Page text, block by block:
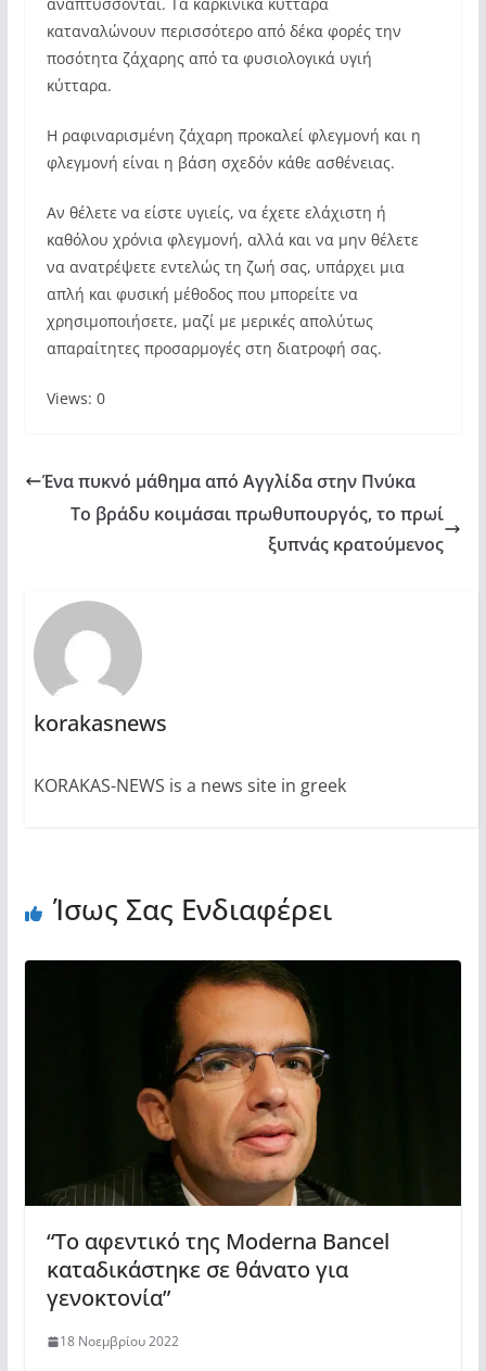
καταναλώνουν περισσότερο από δέκα φορές την
ποσότητα ζάχαρης από τα φυσιολογικά υγιή
κύτταρα.
Η ραφιναρισμένη ζάχαρη προκαλεί φλεγμονή και η
φλεγμονή είναι η βάση σχεδόν κάθε ασθένειας.
Αν θέλετε να είστε υγιείς, να έχετε ελάχιστη ή
καθόλου χρόνια φλεγμονή, αλλά και να μην θέλετε
να ανατρέψετε εντελώς τη ζωή σας, υπάρχει μια
απλή και φυσική μέθοδος που μπορείτε να
χρησιμοποιήσετε, μαζί με μερικές απολύτως
απαραίτητες προσαρμογές στη διατροφή σας.
Views: 0
Ένα πυκνό μάθημα από Αγγλίδα στην Πνύκα
Το βράδυ κοιμάσαι πρωθυπουργός, το πρωί
ξυπνάς κρατούμενος
korakasnews
KORAKAS-NEWS is a news site in greek
Ίσως Σας Ενδιαφέρει
“Το αφεντικό της Moderna Bancel
καταδικάστηκε σε θάνατο για
γενοκτονία”
18 Νοεμβρίου 2022